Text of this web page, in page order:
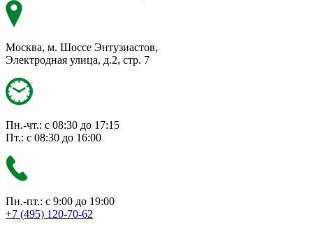
Москва, м. Шоссе Энтузиастов,
Электродная улица, д.2, стр. 7
Пн.-чт.: с 08:30 до 17:15
Пт.: с 08:30 до 16:00
Пн.-пт.: с 9:00 до 19:00
+7 (495) 120-70-62